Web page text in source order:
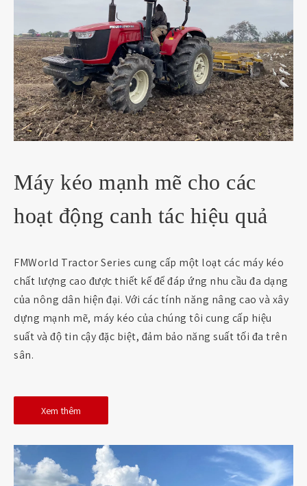
Máy kéo mạnh mẽ cho các
hoạt động canh tác hiệu quả
FMWorld Tractor Series cung cấp một loạt các máy kéo
chất lượng cao được thiết kế để đáp ứng nhu cầu đa dạng
của nông dân hiện đại. Với các tính năng nâng cao và xây
dựng mạnh mẽ, máy kéo của chúng tôi cung cấp hiệu
suất và độ tin cậy đặc biệt, đảm bảo năng suất tối đa trên
sân.
Xem thêm